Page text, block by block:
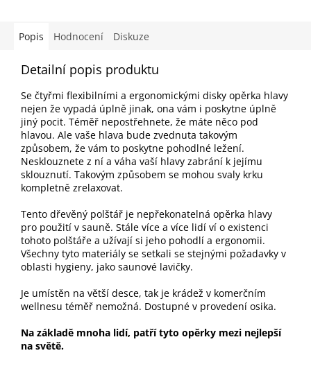
Popis Hodnocení Diskuze
Detailní popis produktu
Se čtyřmi flexibilními a ergonomickými disky opěrka hlavy
nejen že vypadá úplně jinak, ona vám i poskytne úplně
jiný pocit. Téměř nepostřehnete, že máte něco pod
hlavou. Ale vaše hlava bude zvednuta takovým
způsobem, že vám to poskytne pohodlné ležení.
Nesklouznete z ní a váha vaší hlavy zabrání k jejímu
sklouznutí. Takovým způsobem se mohou svaly krku
kompletně zrelaxovat.
Tento dřevěný polštář je nepřekonatelná opěrka hlavy
pro použití v sauně. Stále více a více lidí ví o existenci
tohoto polštáře a užívají si jeho pohodlí a ergonomii.
Všechny tyto materiály se setkali se stejnými požadavky v
oblasti hygieny, jako saunové lavičky.
Je umístěn na větší desce, tak je krádež v komerčním
wellnesu téměř nemožná. Dostupné v provedení osika.
Na základě mnoha lidí, patří tyto opěrky mezi nejlepší
na světě.